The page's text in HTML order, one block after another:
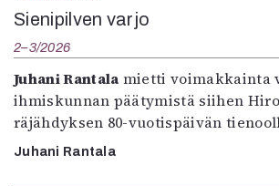
Sienipilven varjo
2–3/2026
Juhani Rantala mietti voimakkainta
ihmiskunnan päätymistä siihen
räjähdyksen 80-vuotispäivän
Juhani Rantala